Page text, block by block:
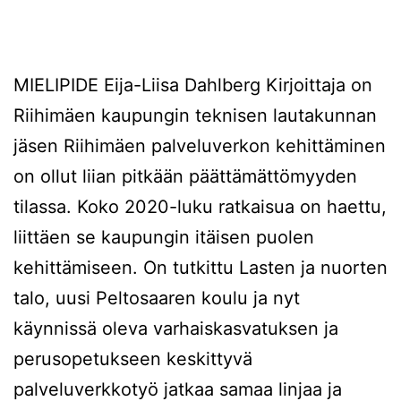
MIELIPIDE Eija-Liisa Dahlberg Kirjoittaja on
Riihimäen kaupungin teknisen lautakunnan
jäsen Riihimäen palveluverkon kehittäminen
on ollut liian pitkään päättämättömyyden
tilassa. Koko 2020-luku ratkaisua on haettu,
liittäen se kaupungin itäisen puolen
kehittämiseen. On tutkittu Lasten ja nuorten
talo, uusi Peltosaaren koulu ja nyt
käynnissä oleva varhaiskasvatuksen ja
perusopetukseen keskittyvä
palveluverkkotyö jatkaa samaa linjaa ja